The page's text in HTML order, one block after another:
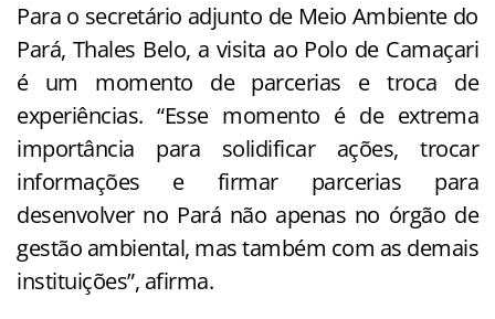
Para o secretário adjunto de Meio Ambiente do
Pará, Thales Belo, a visita ao Polo de Camaçari
é um momento de parcerias e troca de
experiências. “Esse momento é de extrema
importância para solidificar ações, trocar
informações e firmar parcerias para
desenvolver no Pará não apenas no órgão de
gestão ambiental, mas também com as demais
instituições”, afirma.